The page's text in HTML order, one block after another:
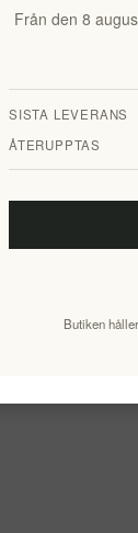
Från den 8
SISTA LEVERANS
ÅTERUPPTAS
Butiken